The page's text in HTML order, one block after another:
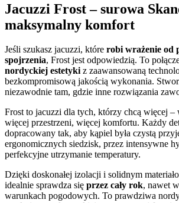
Jacuzzi Frost – surowa
maksymalny komfort
Jeśli szukasz jacuzzi, które robi wrażenie od
spojrzenia, Frost jest odpowiedzią. To
nordyckiej estetykiz zaawansowaną
bezkompromisową jakością wykonania.
niezawodnie tam, gdzie inne rozwiązania
Frost to jacuzzi dla tych, którzy chcą więcej –
więcej przestrzeni, więcej komfortu. Każdy
dopracowany tak, aby kąpiel była czystą
ergonomicznych siedzisk, przez intensywne
perfekcyjne utrzymanie temperatury.
Dzięki doskonałej izolacji i solidnym
idealnie sprawdza się przez cały rok, nawet
warunkach pogodowych. To prawdziwa